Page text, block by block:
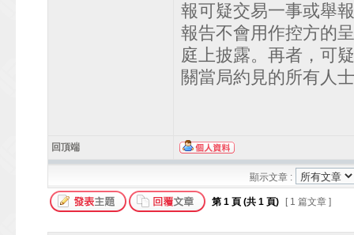
報可疑交易一事或舉
報告不會用作控方的
庭上披露。再者，可
關當局約見的所有人
回頂端
顯示文章 :
第 1 頁 (共 1 頁) [ 1 篇文章 ]